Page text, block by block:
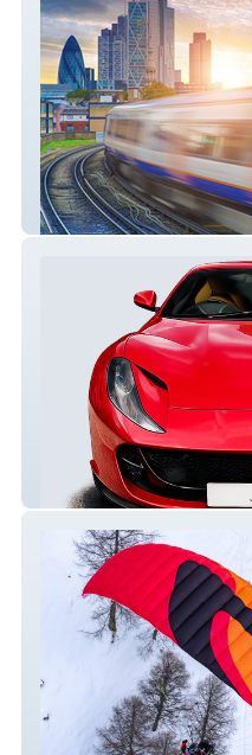
S&T Training
LP Luxury Detailing